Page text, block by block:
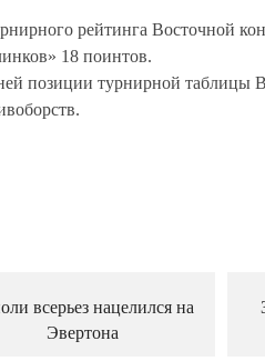
рейтинга Восточной
18 поинтов.
позиции турнирной таблицы
всерьез нацелился на
Эвертона